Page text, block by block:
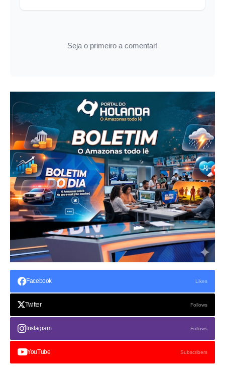
Seja o primeiro a comentar!
Facebook Likes
Twitter Follows
Instagram Follows
YouTube Subscribers